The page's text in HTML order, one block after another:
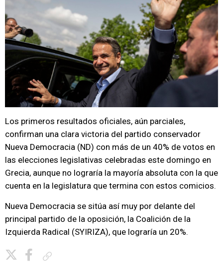
Los primeros resultados oficiales, aún parciales,
confirman una clara victoria del partido conservador
Nueva Democracia (ND) con más de un 40% de votos en
las elecciones legislativas celebradas este domingo en
Grecia, aunque no lograría la mayoría absoluta con la que
cuenta en la legislatura que termina con estos comicios.
Nueva Democracia se sitúa así muy por delante del
principal partido de la oposición, la Coalición de la
Izquierda Radical (SYIRIZA), que lograría un 20%.